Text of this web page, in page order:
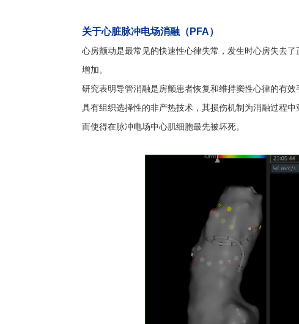
关于心脏脉冲电场消融（PFA）
心房颤动是最常见的快速性心律失常，发生时心房失去
增加。
研究表明导管消融是房颤患者恢复和维持窦性心律的有
具有组织选择性的非产热技术，其损伤机制为消融过程
而使得在脉冲电场中心肌细胞最先被坏死。